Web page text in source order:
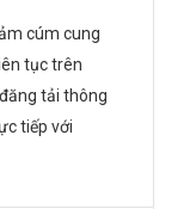
hợp sau:
chỉ định trong
cúm cung
tục trên
tải thông
tiếp với